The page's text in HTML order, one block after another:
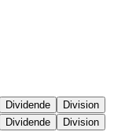
Dividende
Division
Dividende Division